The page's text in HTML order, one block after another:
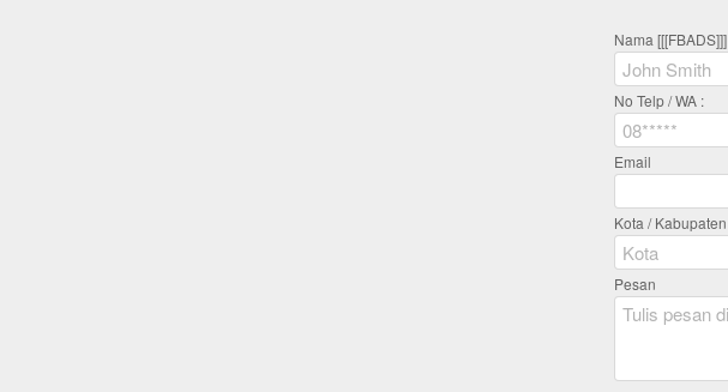
Nama [[[FBADS]]]
No Telp / WA :
Email
Kota / Kabupaten
Pesan